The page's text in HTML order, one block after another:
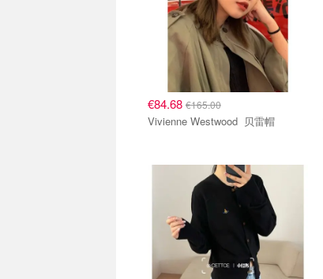
€84.68 €165.00
Vivienne Westwood 贝雷帽